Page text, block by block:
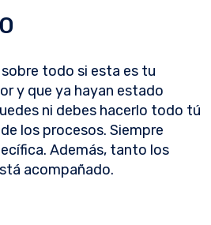
todo si esta es tu
y que ya hayan estado
ni debes hacerlo todo tú
los procesos. Siempre
Además, tanto los
acompañado.